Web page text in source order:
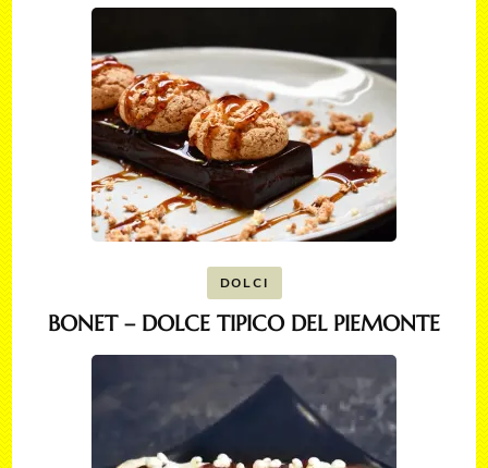
DOLCI
BONET – DOLCE TIPICO DEL PIEMONTE